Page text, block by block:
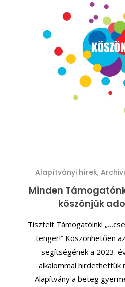
Alapítványi hírek,
Minden
köszönjük
Tisztelt Támogatóink!
tenger!” Köszönhetően
segítségének a 2023.
alkalommal hirdethettük
Alapítvány a beteg